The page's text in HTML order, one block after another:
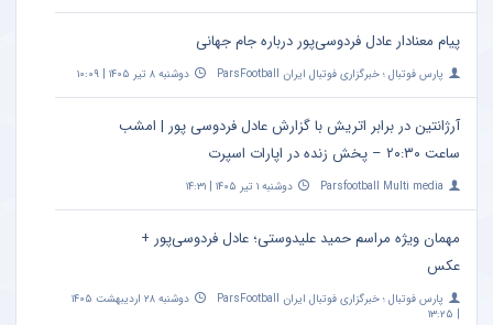
پیام معنادار عادل فردوسی‌پور درباره جام جهانی
پارس فوتبال ؛ خبرگزاری فوتبال ایران ParsFootball دوشنبه ۸ تیر ۱۴۰۵ | ۱۰:۰۹
آرژانتین در برابر اتریش با گزارش عادل فردوسی پور | امشب
ساعت ۲۰:۳۰ – پخش زنده در اپارات اسپرت
Parsfootball Multi media دوشنبه ۱ تیر ۱۴۰۵ | ۱۴:۳۱
مهمان ویژه مراسم حمید علیدوستی؛ عادل فردوسی‌پور +
عکس
پارس فوتبال ؛ خبرگزاری فوتبال ایران ParsFootball
دوشنبه ۲۸ اردیبهشت ۱۴۰۵
| ۱۳:۲۵